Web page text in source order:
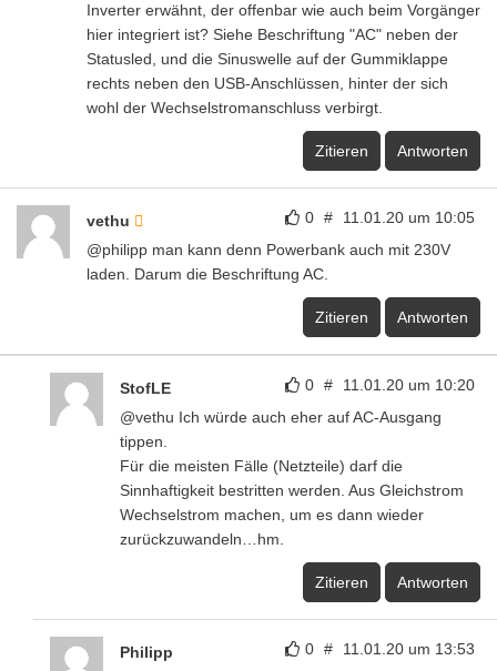
Inverter erwähnt, der offenbar wie auch beim Vorgänger
hier integriert ist? Siehe Beschriftung "AC" neben der
Statusled, und die Sinuswelle auf der Gummiklappe
rechts neben den USB-Anschlüssen, hinter der sich
wohl der Wechselstromanschluss verbirgt.
Zitieren Antworten
0 # 11.01.20 um 10:05
vethu
@philipp man kann denn Powerbank auch mit 230V
laden. Darum die Beschriftung AC.
Zitieren Antworten
0 # 11.01.20 um 10:20
StofLE
@vethu Ich würde auch eher auf AC-Ausgang
tippen.
Für die meisten Fälle (Netzteile) darf die
Sinnhaftigkeit bestritten werden. Aus Gleichstrom
Wechselstrom machen, um es dann wieder
zurückzuwandeln…hm.
Zitieren Antworten
0 # 11.01.20 um 13:53
Philipp